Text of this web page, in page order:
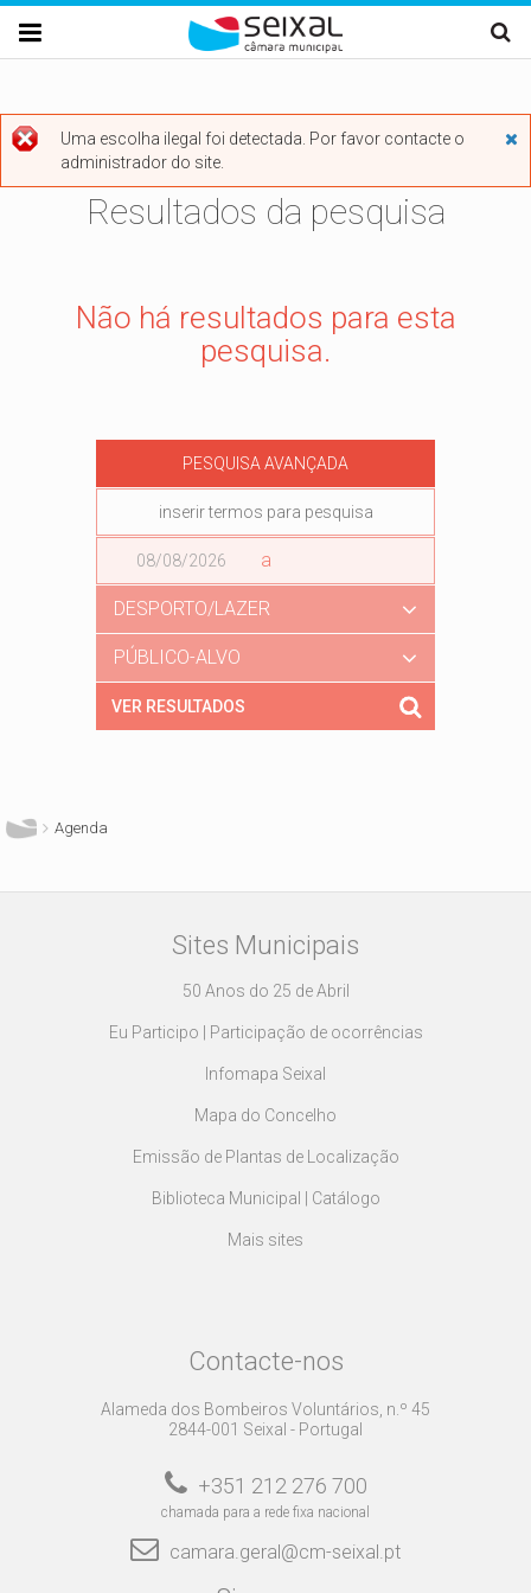
Passar para o conteúdo principal


Mensagem de erro
Uma escolha ilegal foi detectada. Por favor contacte o
administrador do site.
Resultados da pesquisa
Não há resultados para esta
pesquisa.
PESQUISA AVANÇADA
a
Data
DESPORTO/LAZER
PÚBLICO-ALVO
Agenda
Sites Municipais
50 Anos do 25 de Abril
Eu Participo | Participação de ocorrências
Infomapa Seixal
Mapa do Concelho
Emissão de Plantas de Localização
Biblioteca Municipal | Catálogo
Mais sites
Contacte-nos
Alameda dos Bombeiros Voluntários, n.º 45
2844-001 Seixal - Portugal
+351 212 276 700
chamada para a rede fixa nacional
camara.geral@cm-seixal.pt